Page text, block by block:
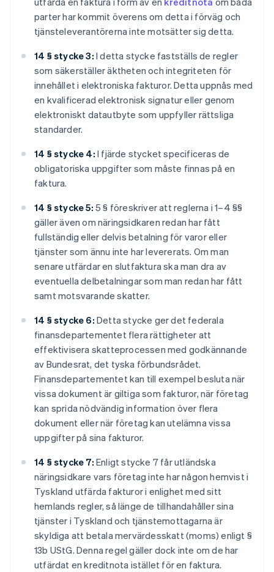
parter har kommit överens om detta i förväg och
tjänsteleverantörerna inte motsätter sig detta.
14 § stycke 3: I detta stycke fastställs de regler
som säkerställer äktheten och integriteten för
innehållet i elektroniska fakturor. Detta uppnås med
en kvalificerad elektronisk signatur eller genom
elektroniskt datautbyte som uppfyller rättsliga
standarder.
14 § stycke 4: I fjärde stycket specificeras de
obligatoriska uppgifter som måste finnas på en
faktura.
14 § stycke 5: 5 § föreskriver att reglerna i 1–4 §§
gäller även om näringsidkaren redan har fått
fullständig eller delvis betalning för varor eller
tjänster som ännu inte har levererats. Om man
senare utfärdar en slutfaktura ska man dra av
eventuella delbetalningar som man redan har fått
samt motsvarande skatter.
14 § stycke 6: Detta stycke ger det federala
finansdepartementet flera rättigheter att
effektivisera skatteprocessen med godkännande
av Bundesrat, det tyska förbundsrådet.
Finansdepartementet kan till exempel besluta när
vissa dokument är giltiga som fakturor, när företag
kan sprida nödvändig information över flera
dokument eller när företag kan utelämna vissa
uppgifter på sina fakturor.
14 § stycke 7: Enligt stycke 7 får utländska
näringsidkare vars företag inte har någon hemvist i
Tyskland utfärda fakturor i enlighet med sitt
hemlands regler, så länge de tillhandahåller sina
tjänster i Tyskland och tjänstemottagarna är
skyldiga att betala mervärdesskatt (moms) enligt §
13b UStG. Denna regel gäller dock inte om de har
utfärdat en kreditnota istället för en faktura.